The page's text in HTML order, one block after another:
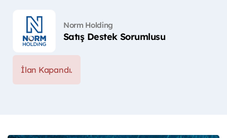
Norm Holding
Satış Destek Sorumlusu
İlan Kapandı.